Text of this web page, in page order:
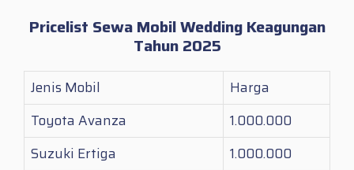
Pricelist Sewa Mobil Wedding Keagungan
Tahun 2025
Jenis Mobil
Harga
Toyota Avanza
1.000.000
Suzuki Ertiga
1.000.000